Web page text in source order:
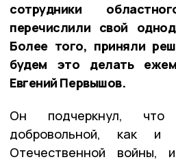
сотрудники
перечислили свой
Более того, приняли
будем это делать
Евгений Первышов.
Он подчеркнул, что
добровольной, как
Отечественной войны,